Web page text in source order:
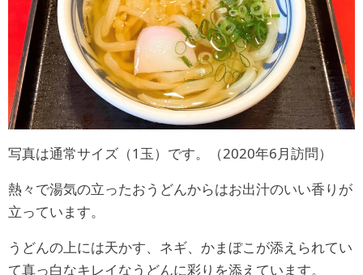
写真は通常サイズ（1玉）です。（2020年6月訪問）
熱々で湯気の立ったおうどんからはお出汁のいい香りが
立っています。
うどんの上には天かす、ネギ、かまぼこが添えられてい
て真っ白なキレイなうどんに彩りを添えています。